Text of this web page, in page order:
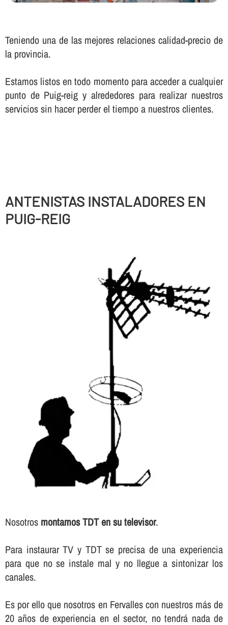
Teniendo una de las mejores relaciones calidad-precio de
la provincia.
Estamos listos en todo momento para acceder a cualquier
punto de Puig-reig y alrededores para realizar nuestros
servicios sin hacer perder el tiempo a nuestros clientes.
ANTENISTAS INSTALADORES EN
PUIG-REIG
Nosotros montamos TDT en su televisor.
Para instaurar TV y TDT se precisa de una experiencia
para que no se instale mal y no llegue a sintonizar los
canales.
Es por ello que nosotros en Fervalles con nuestros más de
20 años de experiencia en el sector, no tendrá nada de